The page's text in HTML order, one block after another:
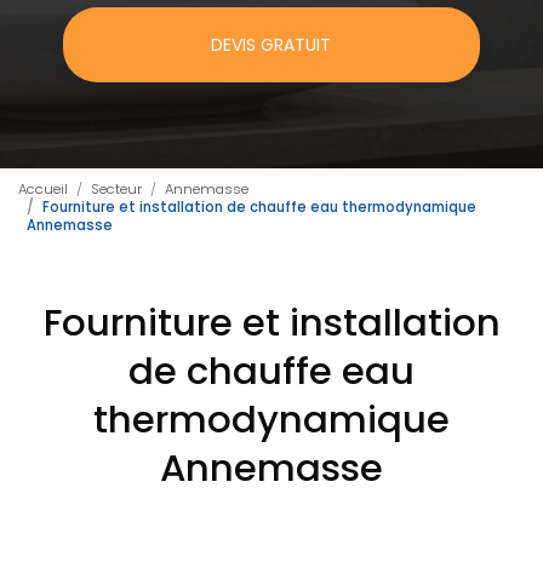
DEVIS GRATUIT
Accueil Secteur
Annemasse
Fourniture et installation de chauffe eau thermodynamique
Annemasse
Fourniture et installation
de chauffe eau
thermodynamique
Annemasse